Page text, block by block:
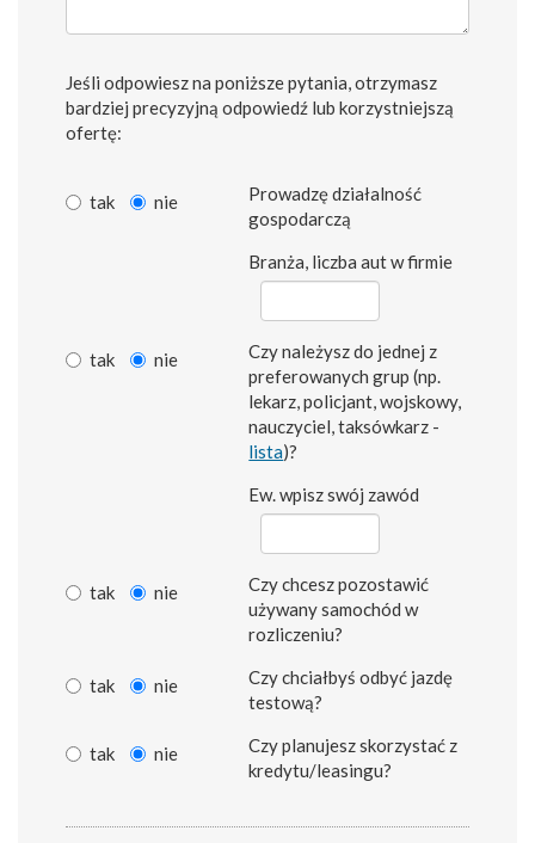
Jeśli odpowiesz na poniższe pytania, otrzymasz
bardziej precyzyjną odpowiedź lub korzystniejszą
ofertę:
tak nie
Prowadzę działalność
gospodarczą
Branża, liczba aut w firmie
tak nie
Czy należysz do jednej z
preferowanych grup (np.
lekarz, policjant, wojskowy,
nauczyciel, taksówkarz -
lista)?
Ew. wpisz swój zawód
tak nie
Czy chcesz pozostawić
używany samochód w
rozliczeniu?
tak nie
Czy chciałbyś odbyć jazdę
testową?
tak nie
Czy planujesz skorzystać z
kredytu/leasingu?